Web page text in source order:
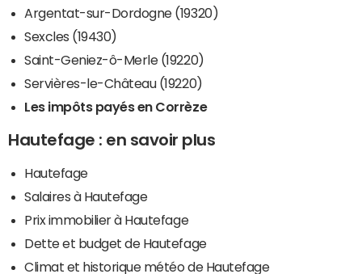
Argentat-sur-Dordogne (19320)
Sexcles (19430)
Saint-Geniez-ô-Merle (19220)
Servières-le-Château (19220)
Les impôts payés en Corrèze
Hautefage : en savoir plus
Hautefage
Salaires à Hautefage
Prix immobilier à Hautefage
Dette et budget de Hautefage
Climat et historique météo de Hautefage